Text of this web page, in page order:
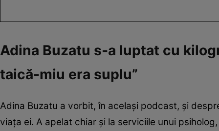
Adina Buzatu s-a luptat cu
taică-miu era suplu”
Adina Buzatu a vorbit, în același podcast, și
viața ei. A apelat chiar și la serviciile unui